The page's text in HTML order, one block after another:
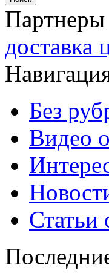
Партнеры
доставка
Без
Видео
Статьи